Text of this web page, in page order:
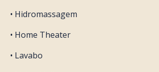
• Hidromassagem
• Home Theater
• Lavabo